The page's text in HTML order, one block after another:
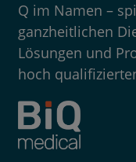
Q im Namen –
ganzheitlichen
Lösungen und
hoch